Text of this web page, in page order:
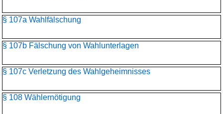
§ 107a Wahlfälschung
§ 107b Fälschung von Wahlunterlagen
§ 107c Verletzung des Wahlgeheimnisses
§ 108 Wählernötigung